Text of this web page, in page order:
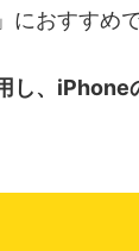
」におすすめ
し、iPhone